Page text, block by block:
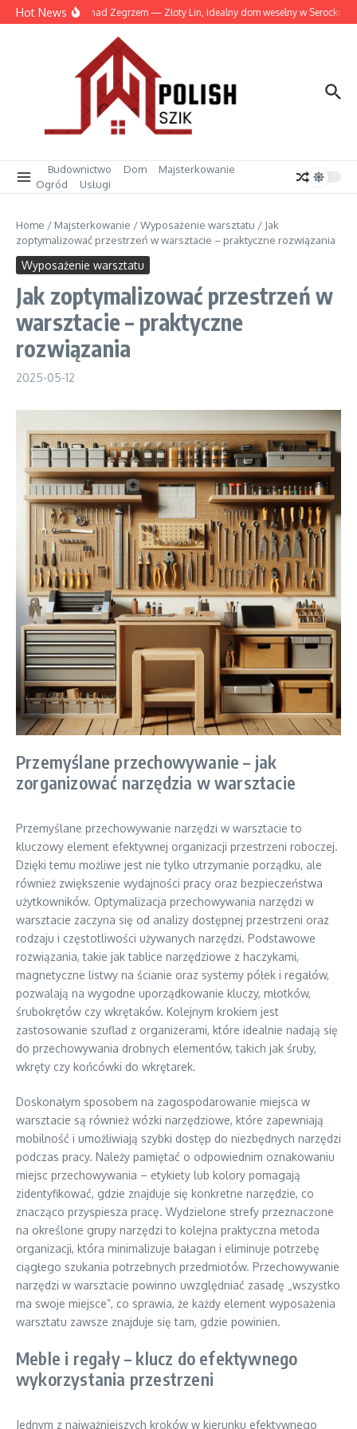
Przejdź do treści
Hot NewsWesele nad Zegrzem — Złoty Lin, idealny dom weselny w Serocku
Budownictwo Dom
Majsterkowanie
Ogród
Usługi
Home / Majsterkowanie /Wyposażenie warsztatu / Jak
zoptymalizować przestrzeń w warsztacie – praktyczne rozwiązania
Wyposażenie warsztatu
Jak zoptymalizować przestrzeń w
warsztacie – praktyczne
rozwiązania
2025-05-12
Przemyślane przechowywanie – jak
zorganizować narzędzia w warsztacie
Przemyślane przechowywanie narzędzi w warsztacie to
kluczowy element efektywnej organizacji przestrzeni roboczej.
Dzięki temu możliwe jest nie tylko utrzymanie porządku, ale
również zwiększenie wydajności pracy oraz bezpieczeństwa
użytkowników. Optymalizacja przechowywania narzędzi w
warsztacie zaczyna się od analizy dostępnej przestrzeni oraz
rodzaju i częstotliwości używanych narzędzi. Podstawowe
rozwiązania, takie jak tablice narzędziowe z haczykami,
magnetyczne listwy na ścianie oraz systemy półek i regałów,
pozwalają na wygodne uporządkowanie kluczy, młotków,
śrubokrętów czy wkrętaków. Kolejnym krokiem jest
zastosowanie szuflad z organizerami, które idealnie nadają się
do przechowywania drobnych elementów, takich jak śruby,
wkręty czy końcówki do wkrętarek.
Doskonałym sposobem na zagospodarowanie miejsca w
warsztacie są również wózki narzędziowe, które zapewniają
mobilność i umożliwiają szybki dostęp do niezbędnych narzędzi
podczas pracy. Należy pamiętać o odpowiednim oznakowaniu
miejsc przechowywania – etykiety lub kolory pomagają
zidentyfikować, gdzie znajduje się konkretne narzędzie, co
znacząco przyspiesza pracę. Wydzielone strefy przeznaczone
na określone grupy narzędzi to kolejna praktyczna metoda
organizacji, która minimalizuje bałagan i eliminuje potrzebę
ciągłego szukania potrzebnych przedmiotów. Przechowywanie
narzędzi w warsztacie powinno uwzględniać zasadę „wszystko
ma swoje miejsce”, co sprawia, że każdy element wyposażenia
warsztatu zawsze znajduje się tam, gdzie powinien.
Meble i regały – klucz do efektywnego
wykorzystania przestrzeni
Jednym z najważniejszych kroków w kierunku efektywnego